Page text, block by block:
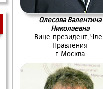
Олесова Валентина
Николаевна
Вице-президент,
Правления
г. Москва